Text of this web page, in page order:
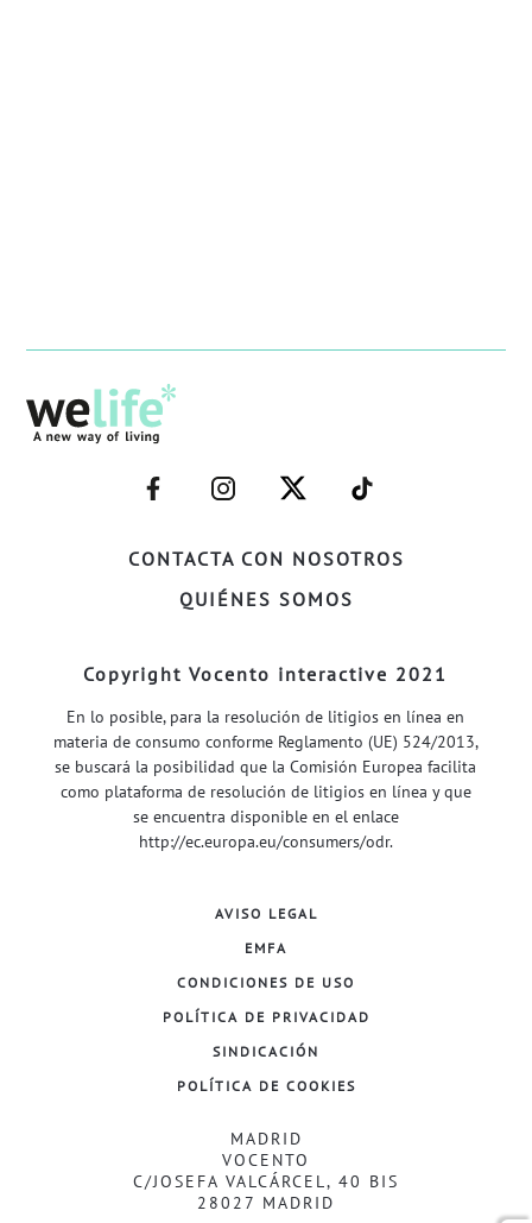
CONTACTA CON NOSOTROS
QUIÉNES SOMOS
–
FACEBOOK–
–
INSTAGRAM–
–
TWITTER–
–
WELIFE–
Copyright Vocento interactive 2021
En lo posible, para la resolución de litigios en línea en
materia de consumo conforme Reglamento (UE) 524/2013,
se buscará la posibilidad que la Comisión Europea facilita
como plataforma de resolución de litigios en línea y que
se encuentra disponible en el enlace
http://ec.europa.eu/consumers/odr.
AVISO LEGAL
EMFA
CONDICIONES DE USO
POLÍTICA DE PRIVACIDAD
SINDICACIÓN
POLÍTICA DE COOKIES
MADRID
VOCENTO
C/JOSEFA VALCÁRCEL, 40 BIS
28027 MADRID